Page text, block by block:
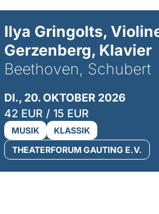
Ilya Gringolts,
Gerzenberg, Klavier
Beethoven, Schubert
DI., 20. OKTOBER 2026
42 EUR / 15 EUR
MUSIK
KLASSIK
THEATERFORUM GAUTING E.V.